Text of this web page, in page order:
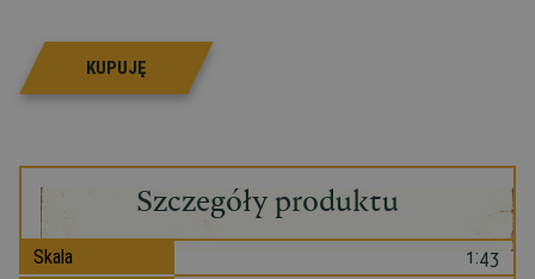
KUPUJĘ
Szczegóły produktu
Skala
1:43